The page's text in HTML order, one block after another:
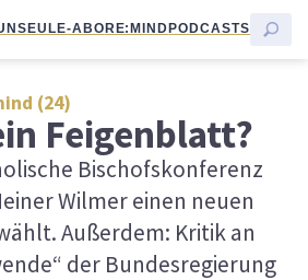
EULE-ABORE:MINDPODCASTS
(24)
Feigenblatt?
Bischofskonferenz
Wilmer einen neuen
Außerdem: Kritik an
der Bundesregierung